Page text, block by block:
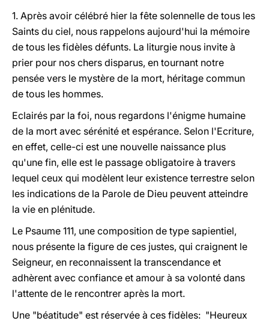
1. Après avoir célébré hier la fête solennelle de tous les
Saints du ciel, nous rappelons aujourd'hui la mémoire
de tous les fidèles défunts. La liturgie nous invite à
prier pour nos chers disparus, en tournant notre
pensée vers le mystère de la mort, héritage commun
de tous les hommes.
Eclairés par la foi, nous regardons l'énigme humaine
de la mort avec sérénité et espérance. Selon l'Ecriture,
en effet, celle-ci est une nouvelle naissance plus
qu'une fin, elle est le passage obligatoire à travers
lequel ceux qui modèlent leur existence terrestre selon
les indications de la Parole de Dieu peuvent atteindre
la vie en plénitude.
Le Psaume 111, une composition de type sapientiel,
nous présente la figure de ces justes, qui craignent le
Seigneur, en reconnaissent la transcendance et
adhèrent avec confiance et amour à sa volonté dans
l'attente de le rencontrer après la mort.
Une "béatitude" est réservée à ces fidèles: "Heureux